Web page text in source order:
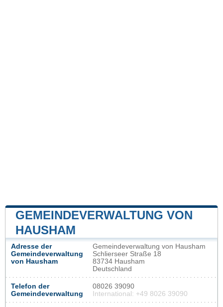
GEMEINDEVERWALTUNG VON
HAUSHAM
Adresse der
Gemeindeverwaltung
von Hausham
Gemeindeverwaltung von Hausham
Schlierseer Straße 18
83734 Hausham
Deutschland
Telefon der
Gemeindeverwaltung
08026 39090
International: +49 8026 39090